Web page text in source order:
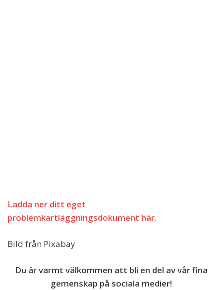
Ladda ner ditt eget
problemkartläggningsdokument här.
Bild från Pixabay
Du är varmt välkommen att bli en del av vår fina
gemenskap på sociala medier!